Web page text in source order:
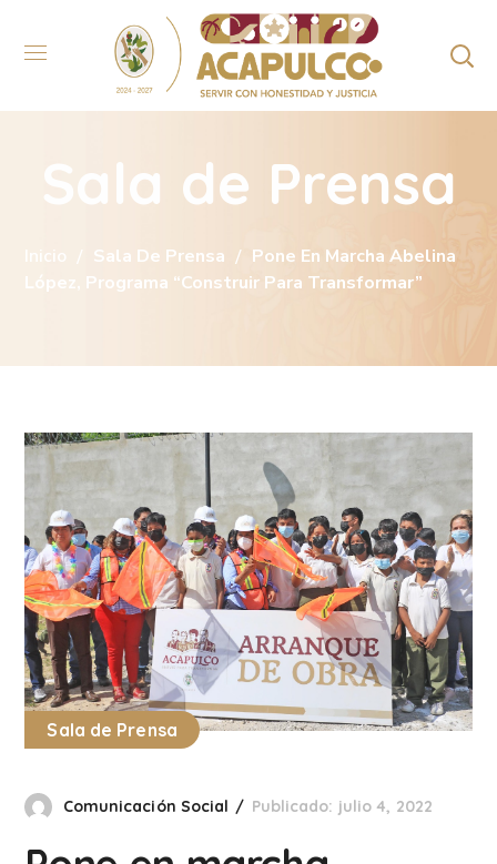
Sala de Prensa
Inicio Sala De Prensa
Pone En Marcha Abelina
López, Programa “Construir Para Transformar”
Sala de Prensa
Comunicación Social Publicado: julio 4, 2022